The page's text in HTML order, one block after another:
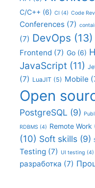
C/C++ (6) CI (4) Code
Conferences (7)
(7) DevOps (13)
Frontend (7) Go (6)
JavaScript (11)
(7) LuaJIT (5) Mobile
Open
PostgreSQL (9)
RDBMS (4) Remote Work
(10) Soft skills (9)
Testing (7) UI testing (4)
разработка (7)